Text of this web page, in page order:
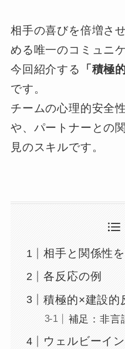
相手の喜びを倍増さ
める唯一のコミュニ
今回紹介する
「積極
です。
チームの心理的安全
や、パートナーとの
見のスキルです。
相手と関係性
各反応の例
積極的×建設的
補足：非言
ウェルビーイ